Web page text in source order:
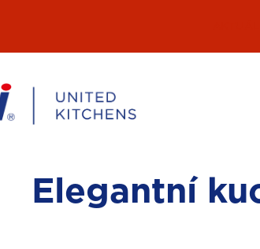
Elegantní